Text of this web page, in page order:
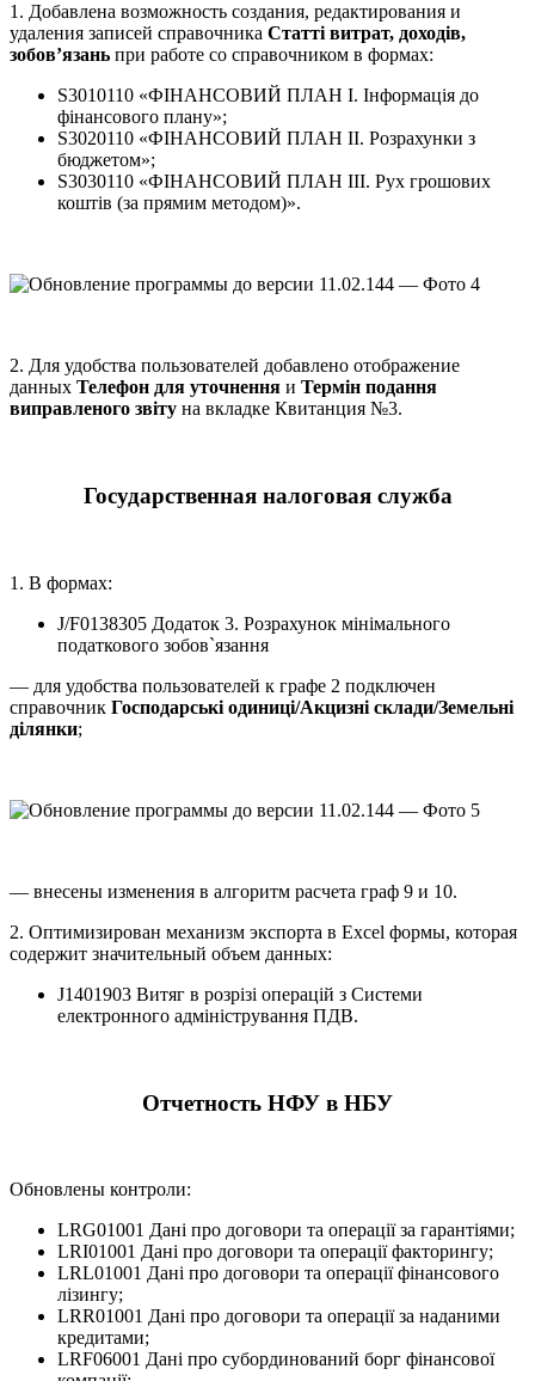
1. Добавлена возможность создания, редактирования и
удаления записей справочника Статті витрат, доходів,
зобов’язань при работе со справочником в формах:
S3010110 «ФІНАНСОВИЙ ПЛАН І. Інформація до
фінансового плану»;
S3020110 «ФІНАНСОВИЙ ПЛАН ІІ. Розрахунки з
бюджетом»;
S3030110 «ФІНАНСОВИЙ ПЛАН ІІІ. Рух грошових
коштів (за прямим методом)».
2. Для удобства пользователей добавлено отображение
данных Телефон для уточнення и Термін подання
виправленого звіту на вкладке Квитанция №3.
Государственная налоговая служба
1. В формах:
J/F0138305 Додаток 3. Розрахунок мінімального
податкового зобов`язання
— для удобства пользователей к графе 2 подключен
справочник Господарські одиниці/Акцизні склади/Земельні
ділянки;
— внесены изменения в алгоритм расчета граф 9 и 10.
2. Оптимизирован механизм экспорта в Excel формы, которая
содержит значительный объем данных:
J1401903 Витяг в розрізі операцій з Системи
електронного адміністрування ПДВ.
Отчетность НФУ в НБУ
Обновлены контроли:
LRG01001 Дані про договори та операції за гарантіями;
LRI01001 Дані про договори та операції факторингу;
LRL01001 Дані про договори та операції фінансового
лізингу;
LRR01001 Дані про договори та операції за наданими
кредитами;
LRF06001 Дані про субординований борг фінансової